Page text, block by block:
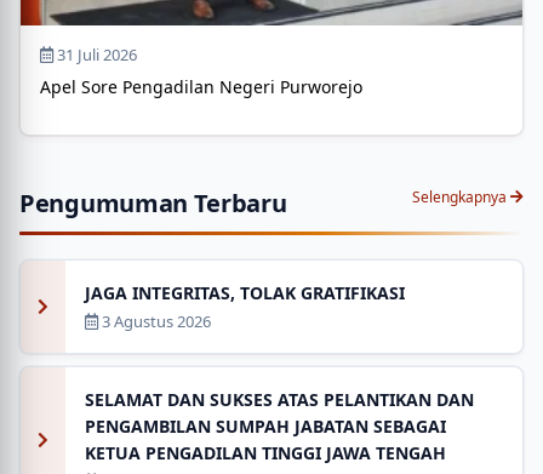
31 Juli 2026
Apel Sore Pengadilan Negeri Purworejo
Pengumuman Terbaru Selengkapnya
JAGA INTEGRITAS, TOLAK GRATIFIKASI
3 Agustus 2026
SELAMAT DAN SUKSES ATAS PELANTIKAN DAN
PENGAMBILAN SUMPAH JABATAN SEBAGAI
KETUA PENGADILAN TINGGI JAWA TENGAH